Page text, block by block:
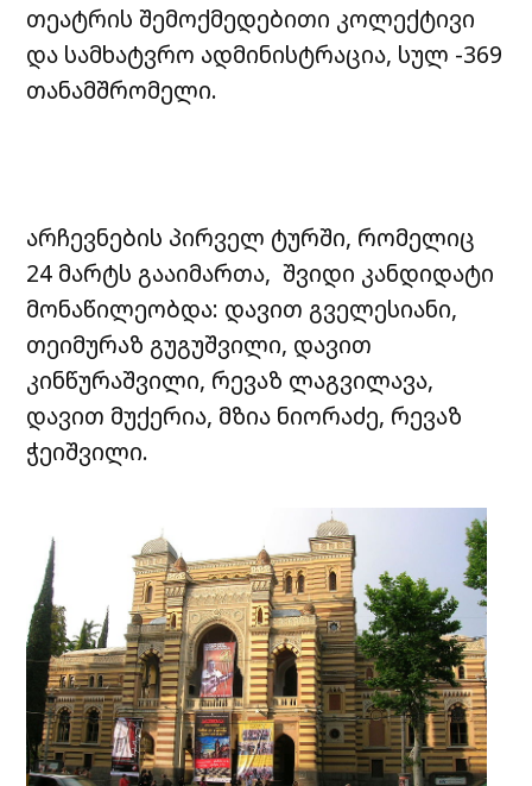
თეატრის შემოქმედებითი კოლექტივი
და სამხატვრო ადმინისტრაცია, სულ -369
თანამშრომელი.
არჩევნების პირველ ტურში, რომელიც
24 მარტს გააიმართა, შვიდი კანდიდატი
მონაწილეობდა: დავით გველესიანი,
თეიმურაზ გუგუშვილი, დავით
კინწურაშვილი, რევაზ ლაგვილავა,
დავით მუქერია, მზია ნიორაძე, რევაზ
ჭეიშვილი.